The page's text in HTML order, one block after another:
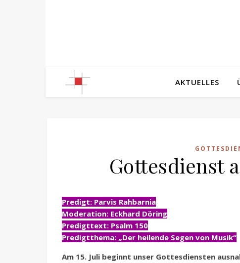
AKTUELLES
Gottesdienst
Predigt: Parvis Rahbarnia
Moderation: Eckhard Döring
Predigttext: Psalm 150
Predigtthema: „Der heilende Segen von Musik“
Am 15. Juli beginnt unser Gottesdiensten